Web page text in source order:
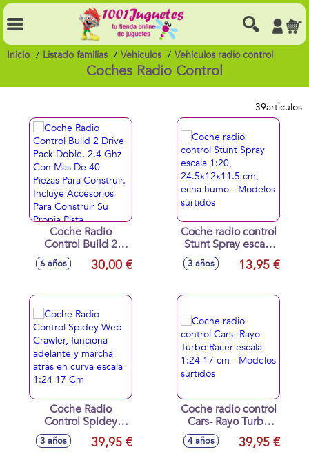
Inicio Listado familias Vehiculos Vehiculos radio control
Coches Radio Control
39articulos
Coche Radio
Control Build 2
Drive Pack Doble.
2.4 Ghz Con Mas
Construir. Incluye
Accesorios Para
Construir Su Propia
Pista.
6 años 30,00 €
Coche radio control
Stunt Spray escala
1:20, 24.5x12x11.5
cm, echa humo -
3 años 13,95 €
Coche Radio
Control Spidey
Web Crawler,
funciona adelante y
3 años 39,95 €
Coche radio control
Cars- Rayo Turbo
Racer escala 1:24
17 cm - Modelos
4 años 39,95 €